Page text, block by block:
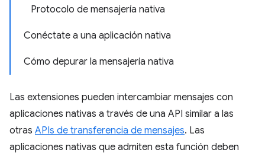
Protocolo de mensajería nativa
Conéctate a una aplicación nativa
Cómo depurar la mensajería nativa
Las extensiones pueden intercambiar mensajes con
aplicaciones nativas a través de una API similar a las
otras APIs de transferencia de mensajes. Las
aplicaciones nativas que admiten esta función deben